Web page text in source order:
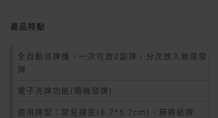
產品特點
全自動派牌機，一次可放2副牌，分次放入無限發
牌
電子洗牌功能(隨機發牌)
適用牌型：常見撲克(8.7*5.7cm)、麻將紙牌